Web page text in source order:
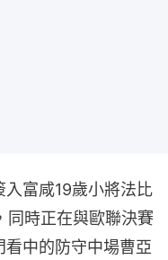
富咸19歲小將法比
時正在與歐聯決賽
中的防守中場曹亞